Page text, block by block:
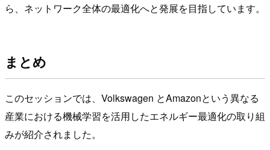
ら、ネットワーク全体の最適化へと発展を目指しています。
まとめ
このセッションでは、Volkswagen とAmazonという異なる
産業における機械学習を活用したエネルギー最適化の取り組
みが紹介されました。